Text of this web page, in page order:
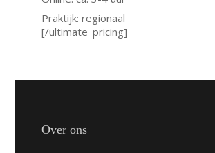
Praktijk: regionaal
[/ultimate_pricing]
Over ons